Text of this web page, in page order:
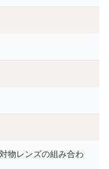
物レンズの組み合わ